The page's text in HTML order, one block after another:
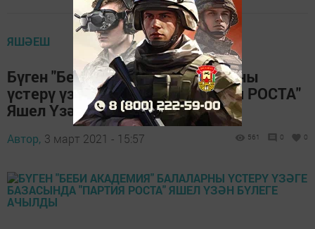
ЯШӘЕШ
Бүген "Беби Академия" балаларны
үстерү үзәге базасында "Партия РОСТА"
Яшел Үзән бүлеге ачылды
Автор, 3 март 2021 - 15:57 561 0 0